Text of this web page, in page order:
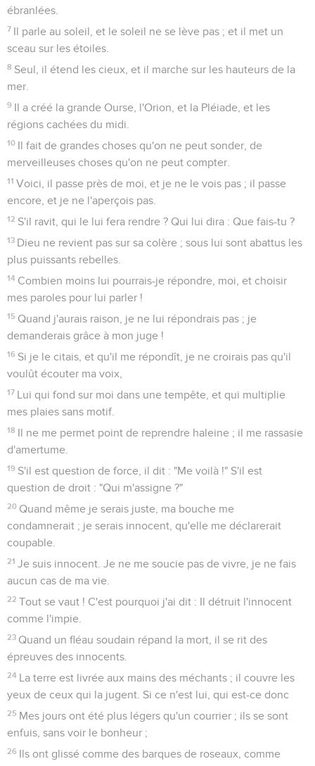
ébranlées.
7 Il parle au soleil, et le soleil ne se lève pas ; et il met un
sceau sur les étoiles.
8 Seul, il étend les cieux, et il marche sur les hauteurs de la
mer.
9 Il a créé la grande Ourse, l'Orion, et la Pléiade, et les
régions cachées du midi.
10 Il fait de grandes choses qu'on ne peut sonder, de
merveilleuses choses qu'on ne peut compter.
11 Voici, il passe près de moi, et je ne le vois pas ; il passe
encore, et je ne l'aperçois pas.
12 S'il ravit, qui le lui fera rendre ? Qui lui dira : Que fais-tu ?
13 Dieu ne revient pas sur sa colère ; sous lui sont abattus les
plus puissants rebelles.
14 Combien moins lui pourrais-je répondre, moi, et choisir
mes paroles pour lui parler !
15 Quand j'aurais raison, je ne lui répondrais pas ; je
demanderais grâce à mon juge !
16 Si je le citais, et qu'il me répondît, je ne croirais pas qu'il
voulût écouter ma voix,
17 Lui qui fond sur moi dans une tempête, et qui multiplie
mes plaies sans motif.
18 Il ne me permet point de reprendre haleine ; il me rassasie
d'amertume.
19 S'il est question de force, il dit : "Me voilà !" S'il est
question de droit : "Qui m'assigne ?"
20 Quand même je serais juste, ma bouche me
condamnerait ; je serais innocent, qu'elle me déclarerait
coupable.
21 Je suis innocent. Je ne me soucie pas de vivre, je ne fais
aucun cas de ma vie.
22 Tout se vaut ! C'est pourquoi j'ai dit : Il détruit l'innocent
comme l'impie.
23 Quand un fléau soudain répand la mort, il se rit des
épreuves des innocents.
24 La terre est livrée aux mains des méchants ; il couvre les
yeux de ceux qui la jugent. Si ce n'est lui, qui est-ce donc
25 Mes jours ont été plus légers qu'un courrier ; ils se sont
enfuis, sans voir le bonheur ;
26 Ils ont glissé comme des barques de roseaux, comme